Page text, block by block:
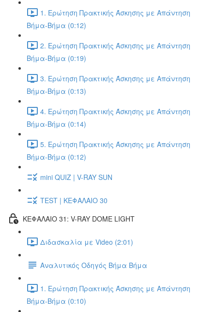
1. Ερώτηση Πρακτικής Άσκησης με Απάντηση
Βήμα-Βήμα (0:12)
2. Ερώτηση Πρακτικής Άσκησης με Απάντηση
Βήμα-Βήμα (0:19)
3. Ερώτηση Πρακτικής Άσκησης με Απάντηση
Βήμα-Βήμα (0:13)
4. Ερώτηση Πρακτικής Άσκησης με Απάντηση
Βήμα-Βήμα (0:14)
5. Ερώτηση Πρακτικής Άσκησης με Απάντηση
Βήμα-Βήμα (0:12)
mini QUIZ | V-RAY SUN
TEST | ΚΕΦΑΛΑΙΟ 30
ΚΕΦΑΛΑΙΟ 31: V-RAY DOME LIGHT
Διδασκαλία με Video (2:01)
Αναλυτικός Οδηγός Βήμα Βήμα
1. Ερώτηση Πρακτικής Άσκησης με Απάντηση
Βήμα-Βήμα (0:10)